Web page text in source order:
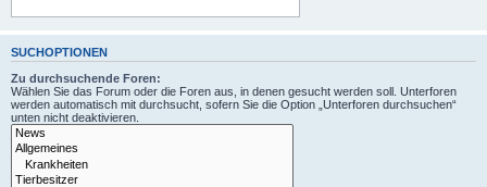
SUCHOPTIONEN
Zu durchsuchende Foren:
Wählen Sie das Forum oder die Foren aus, in denen gesucht werden soll. Unterforen
werden automatisch mit durchsucht, sofern Sie die Option „Unterforen durchsuchen“
unten nicht deaktivieren.